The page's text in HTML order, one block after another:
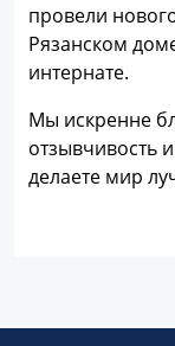
провели
Рязанском
интернате.
Мы искренне
отзывчивость
делаете мир